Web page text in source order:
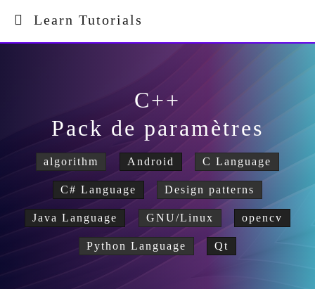
Learn Tutorials
C++
Pack de paramètres
algorithm Android C Language
C# Language Design patterns
Java Language GNU/Linux opencv
Python Language Qt